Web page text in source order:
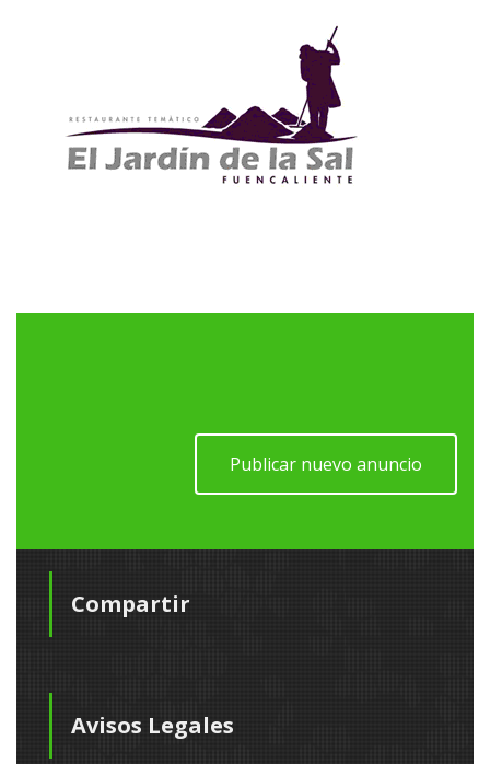
Publicar nuevo anuncio
Compartir
Avisos Legales